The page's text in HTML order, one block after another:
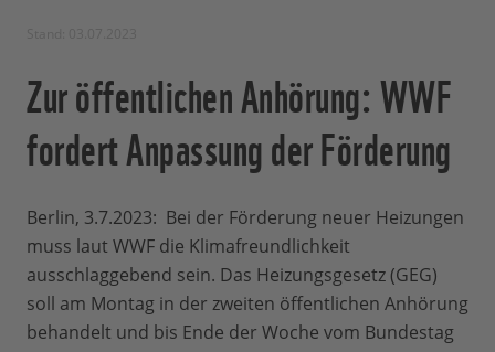
Zur öffentlichen Anhörung: WWF
fordert Anpassung der Förderung
Berlin, 3.7.2023: Bei der Förderung neuer Heizungen
muss laut WWF die Klimafreundlichkeit
ausschlaggebend sein. Das Heizungsgesetz (GEG)
soll am Montag in der zweiten öffentlichen Anhörung
behandelt und bis Ende der Woche vom Bundestag